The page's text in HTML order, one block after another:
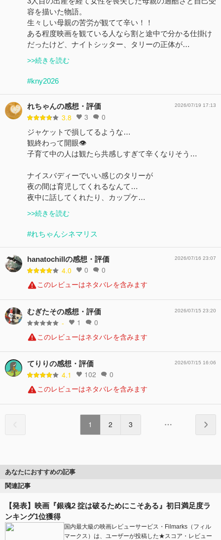
容を描いた物語。
生々しい母親の苦労が観てて辛い！！
ある程度映画を観ている人なら割と途中で分かる仕掛け
だったけど、ナイトシッター、タリーの正体が…
>>続きを読む
#kny2026
れちゃんの感想・評価
3.8 3 0
2026/07/19 17:13
ジャケットで損してるような…
観終わって開眼👁️
子育て中の人は観たら共感しすぎて辛くなりそう…
ナイスバディーでいい感じのタリーが
夜の間は育児してくれるなんて…
夜中に話してくれたり、カップケ…
>>続きを読む
#れちゃんシネマリス
hanatochillの感想・評価
4.0 0 0
2026/07/16 23:07
このレビューはネタバレを含みます
むぎたその感想・評価
- 1 0
2026/07/15 23:20
このレビューはネタバレを含みます
てりりの感想・評価
4.1 102 0
2026/07/15 16:06
このレビューはネタバレを含みます
1 2 3
あなたにおすすめの記事
関連記事
【発表】映画『銀魂2 掟は破るためにこそある』初日満足度ラ
ンキング1位獲得
国内最大級の映画レビューサービス・Filmarks（フィル
マークス）は、ユーザーが投稿した★スコア・レビュー